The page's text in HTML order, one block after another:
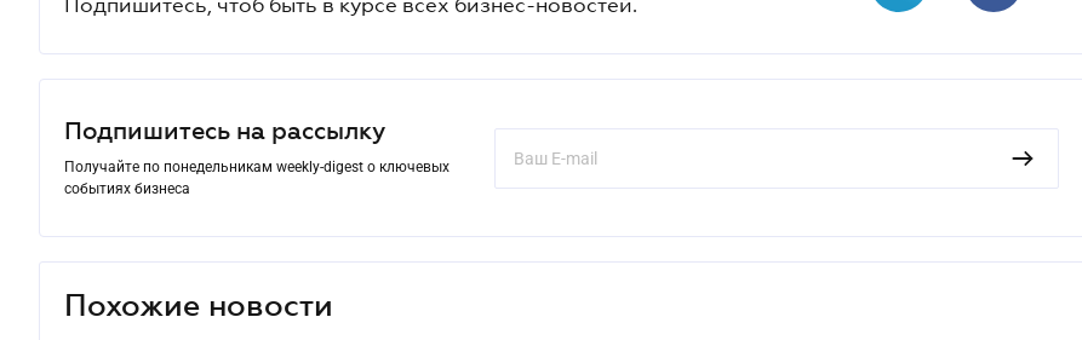
Подпишитесь на рассылку
Получайте по понедельникам weekly-digest о ключевых
событиях бизнеса
Похожие новости